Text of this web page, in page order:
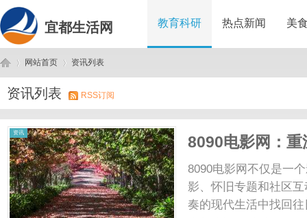
宜都生活网 教育科研 热点新闻 美
宜 ›
网站首页
›
资讯列表
资讯列表 RSS订阅
资讯
8090电影网：
8090电影网不仅是一
影、怀旧专题和社区
奏的现代生活中找回